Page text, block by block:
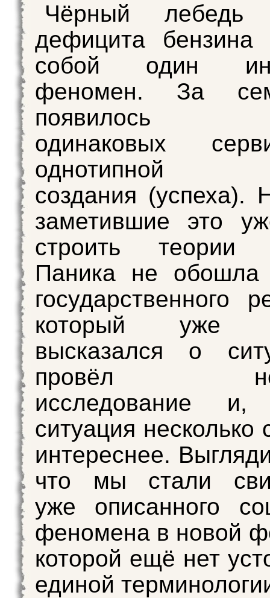
Чёрный
дефицита бензина
собой один
феномен. За
появилось
одинаковых
однотипной
создания (успеха).
заметившие это
строить теории
Паника не обошла
государственного
который уже
высказался о
провёл
исследование и,
ситуация несколько
интереснее.
что мы стали
уже описанного
феномена в новой
которой ещё нет
единой